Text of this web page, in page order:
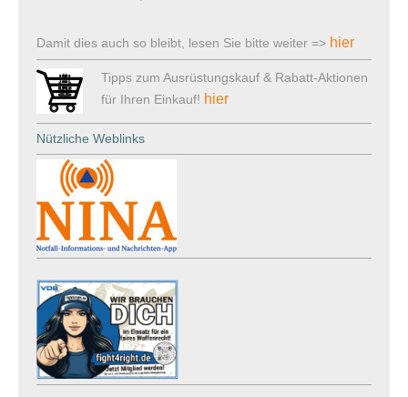
Damit dies auch so bleibt, lesen Sie bitte weiter => hier
Tipps zum Ausrüstungskauf & Rabatt-Aktionen
für Ihren Einkauf! hier
Nützliche Weblinks